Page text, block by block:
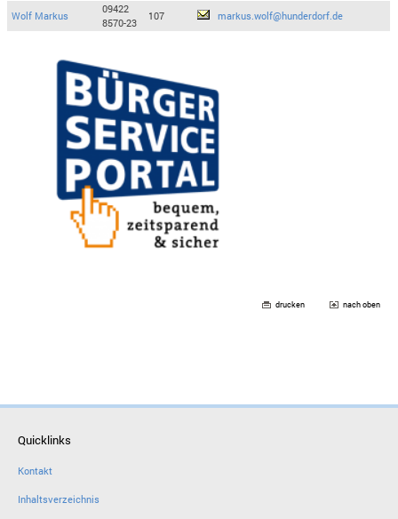
Wolf Markus
09422
8570-23
107 markus.wolf@hunderdorf.de
drucken nach oben
Quicklinks
Kontakt
Inhaltsverzeichnis